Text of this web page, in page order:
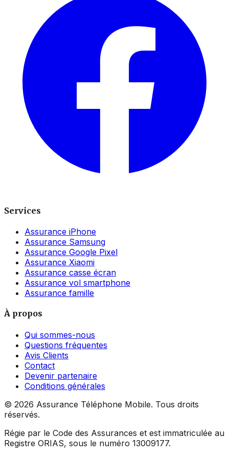
Services
Assurance iPhone
Assurance Samsung
Assurance Google Pixel
Assurance Xiaomi
Assurance casse écran
Assurance vol smartphone
Assurance famille
À propos
Qui sommes-nous
Questions fréquentes
Avis Clients
Contact
Devenir partenaire
Conditions générales
© 2026 Assurance Téléphone Mobile. Tous droits
réservés.
Régie par le Code des Assurances et est immatriculée au
Registre ORIAS, sous le numéro 13009177.